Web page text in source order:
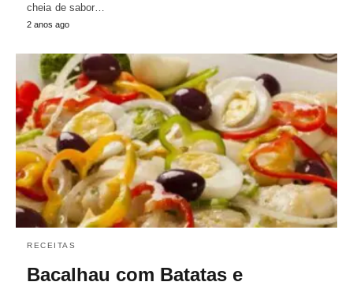
cheia de sabor…
2 anos ago
RECEITAS
Bacalhau com Batatas e